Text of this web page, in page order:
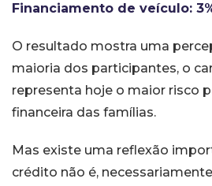
Financiamento de veículo:
O resultado mostra uma
maioria dos participantes, o
representa hoje o maior risco
financeira das famílias.
Mas existe uma reflexão
crédito não é,